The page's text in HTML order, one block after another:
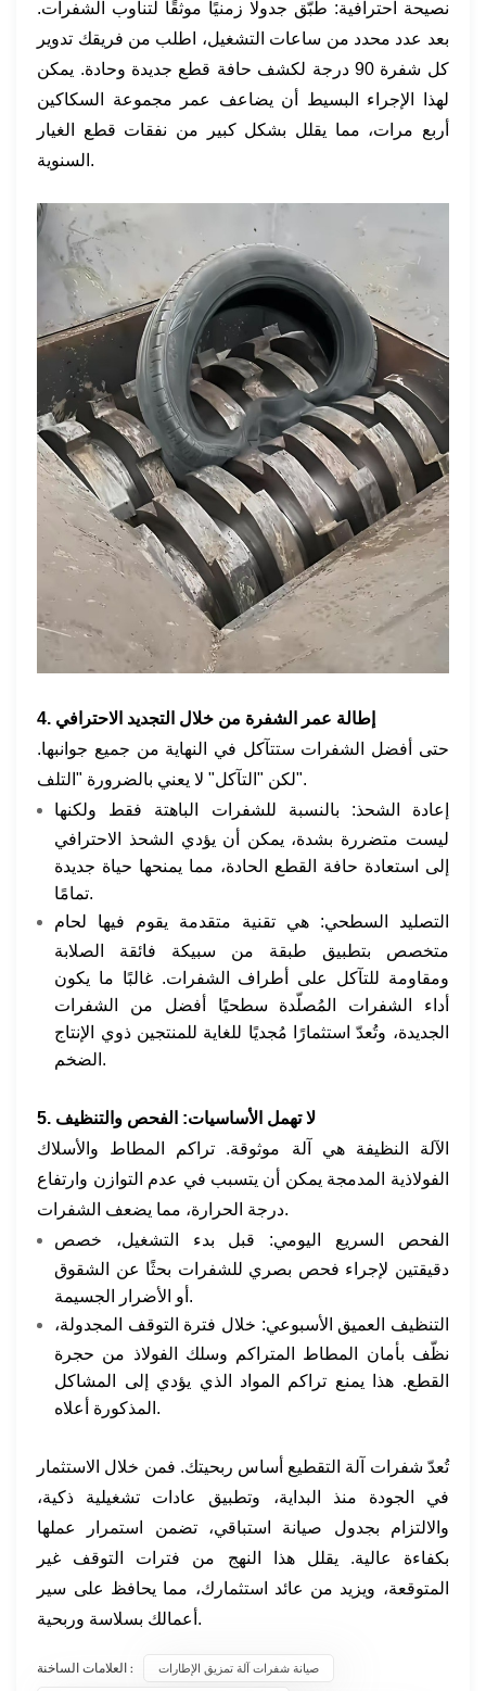
نصيحة احترافية: طبّق جدولًا زمنيًا موثقًا لتناوب الشفرات.
بعد عدد محدد من ساعات التشغيل، اطلب من فريقك تدوير
كل شفرة 90 درجة لكشف حافة قطع جديدة وحادة. يمكن
لهذا الإجراء البسيط أن يضاعف عمر مجموعة السكاكين
أربع مرات، مما يقلل بشكل كبير من نفقات قطع الغيار
السنوية.
4. إطالة عمر الشفرة من خلال التجديد الاحترافي
حتى أفضل الشفرات ستتآكل في النهاية من جميع جوانبها.
لكن "التآكل" لا يعني بالضرورة "التلف".
إعادة الشحذ: بالنسبة للشفرات الباهتة فقط ولكنها
ليست متضررة بشدة، يمكن أن يؤدي الشحذ الاحترافي
إلى استعادة حافة القطع الحادة، مما يمنحها حياة جديدة
تمامًا.
التصليد السطحي: هي تقنية متقدمة يقوم فيها لحام
متخصص بتطبيق طبقة من سبيكة فائقة الصلابة
ومقاومة للتآكل على أطراف الشفرات. غالبًا ما يكون
أداء الشفرات المُصلّدة سطحيًا أفضل من الشفرات
الجديدة، وتُعدّ استثمارًا مُجديًا للغاية للمنتجين ذوي الإنتاج
الضخم.
5. لا تهمل الأساسيات: الفحص والتنظيف
الآلة النظيفة هي آلة موثوقة. تراكم المطاط والأسلاك
الفولاذية المدمجة يمكن أن يتسبب في عدم التوازن وارتفاع
درجة الحرارة، مما يضعف الشفرات.
الفحص السريع اليومي: قبل بدء التشغيل، خصص
دقيقتين لإجراء فحص بصري للشفرات بحثًا عن الشقوق
أو الأضرار الجسيمة.
التنظيف العميق الأسبوعي: خلال فترة التوقف المجدولة،
نظّف بأمان المطاط المتراكم وسلك الفولاذ من حجرة
القطع. هذا يمنع تراكم المواد الذي يؤدي إلى المشاكل
المذكورة أعلاه.
تُعدّ شفرات آلة التقطيع أساس ربحيتك. فمن خلال الاستثمار
في الجودة منذ البداية، وتطبيق عادات تشغيلية ذكية،
والالتزام بجدول صيانة استباقي، تضمن استمرار عملها
بكفاءة عالية. يقلل هذا النهج من فترات التوقف غير
المتوقعة، ويزيد من عائد استثمارك، مما يحافظ على سير
أعمالك بسلاسة وربحية.
العلامات الساخنة : صيانة شفرات آلة تمزيق الإطارات